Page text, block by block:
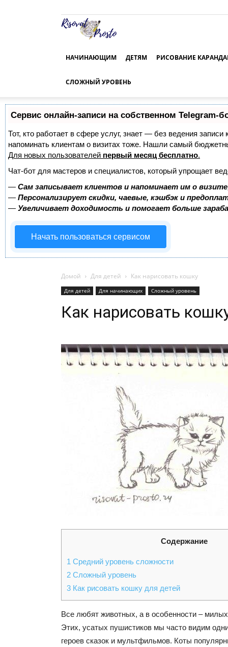
Prosto.Ru
НАЧИНАЮЩИМ ДЕТЯМ РИСОВАНИЕ
СЛОЖНЫЙ УРОВЕНЬ
Сервис онлайн-записи на собственном Telegram-
Тот, кто работает в сфере услуг, знает — без ведения
напоминать клиентам о визитах тоже. Нашли самый
Для новых пользователей первый месяц бесплатно.
Чат-бот для мастеров и специалистов, который упрощает
— Сам записывает клиентов и напоминает им о
— Персонализирует скидки, чаевые, кэшбэк и
— Увеличивает доходимость и помогает больше
Начать пользоваться сервисом
Домой Для детей Как нарисовать кошку
Для детей Для начинающих Сложный уровень
Как нарисовать
Содержание
1 Средний уровень сложности
2 Сложный уровень
3 Как рисовать кошку для детей
Все любят животных, а в особенности –
Этих, усатых пушистиков мы часто видим
героев сказок и мультфильмов. Коты